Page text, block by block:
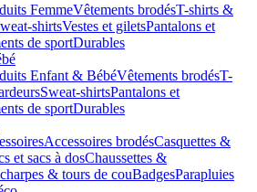
FemmeVêtements brodésT-shirts &
shirtsVestes et giletsPantalons et
de sportDurables
Enfant & BébéVêtements brodésT-
Sweat-shirtsPantalons et
de sportDurables
Accessoires brodésCasquettes &
et sacs à dosChaussettes &
& tours de couBadgesParapluies